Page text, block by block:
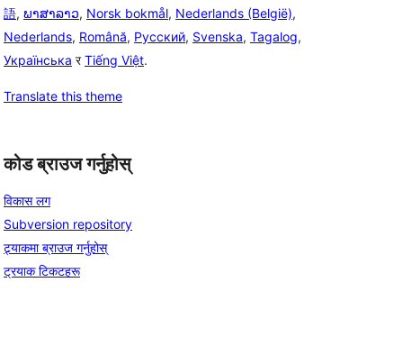
語, ພາສາລາວ, Norsk bokmål, Nederlands (België),
Nederlands, Română, Русский, Svenska, Tagalog,
Українська रTiếng Việt.
Translate this theme
कोड ब्राउज गर्नुहोस्
विकास लग
Subversion repository
ट्र्याकमा ब्राउज गर्नुहोस्
ट्रयाक टिकटहरू